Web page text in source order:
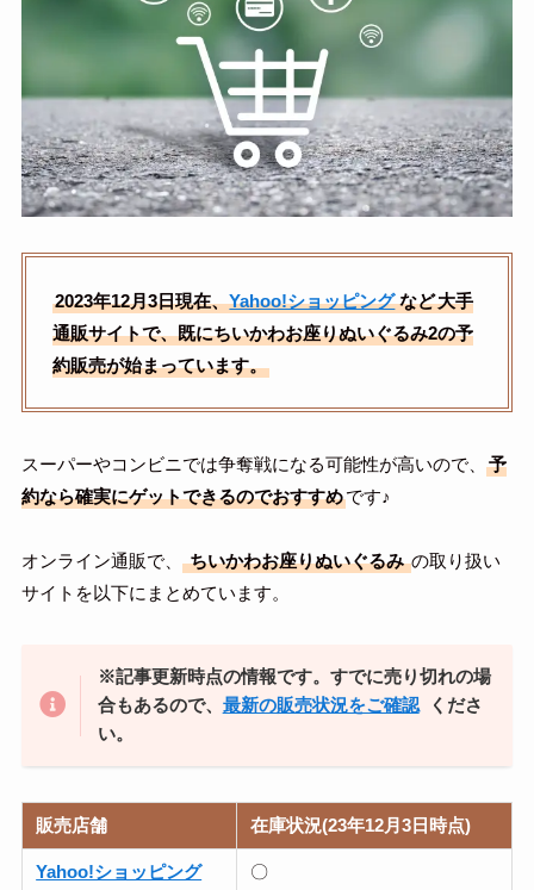
2023年12月3日現在、Yahoo!ショッピング など大手
通販サイトで、既にちいかわお座りぬいぐるみ2の予
約販売が始まっています。
スーパーやコンビニでは争奪戦になる可能性が高いので、
予
約なら確実にゲットできるのでおすすめです♪
オンライン通販で、 ちいかわお座りぬいぐるみ の取り扱い
サイトを以下にまとめています。
※記事更新時点の情報です。すでに売り切れの場
合もあるので、 最新の販売状況をご確認
くださ
い。
販売店舗 在庫状況(23年12月3日時点)
Yahoo!ショッピング 〇